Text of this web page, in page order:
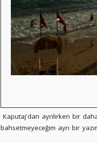
Kaputaj'dan ayrılırken bir
bahsetmeyeceğim ayrı bir